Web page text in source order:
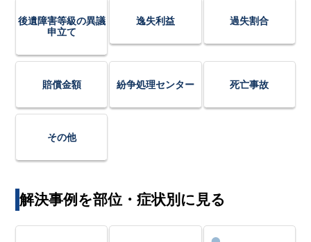
後遺障害等級の異議
申立て
逸失利益 過失割合
賠償金額 紛争処理センター 死亡事故
その他
解決事例を部位・症状別に見る